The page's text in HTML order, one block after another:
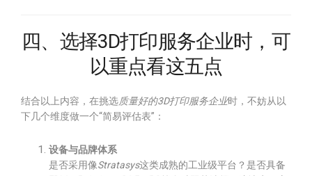
四、选择3D打印服务企业时，可
以重点看这五点
结合以上内容，在挑选质量好的3D打印服务企业时，不妨从以
下几个维度做一个“简易评估表”：
设备与品牌体系
是否采用像Stratasys这类成熟的工业级平台？是否具备